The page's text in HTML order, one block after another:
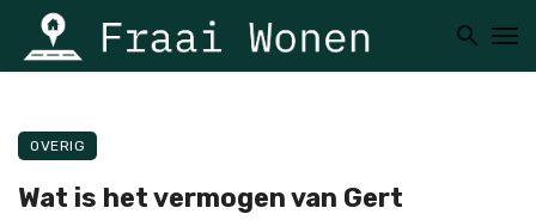
OVERIG
Wat is het vermogen van Gert